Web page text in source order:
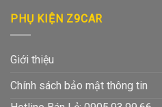
PHỤ KIỆN Z9CAR
Giới thiệu
Chính sách bảo mật thông tin